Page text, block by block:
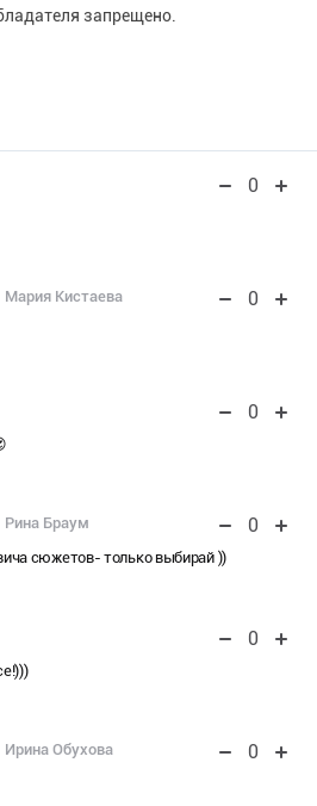
запрещено.
0
Мария Кистаева 0
0
Рина Браум 0
сюжетов- только выбирай ))
0
Ирина Обухова 0